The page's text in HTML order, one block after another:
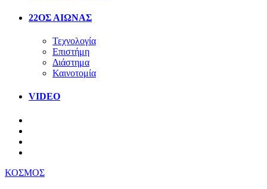
22ΟΣ ΑΙΩΝΑΣ
Τεχνολογία
Επιστήμη
Διάστημα
Καινοτομία
VIDEO
ΚΟΣΜΟΣ